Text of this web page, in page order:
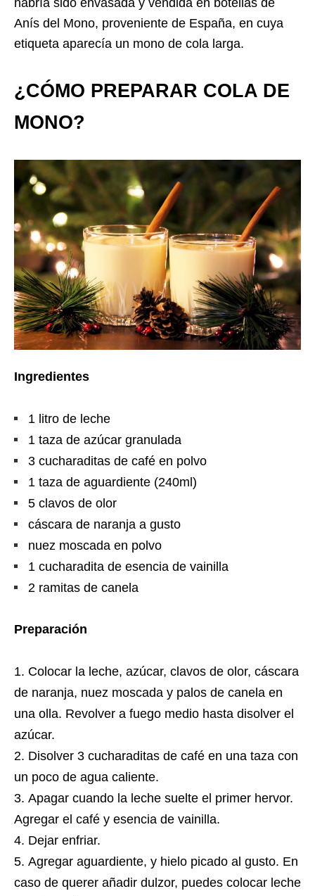
Anís del Mono, proveniente de España, en cuya
etiqueta aparecía un mono de cola larga.
¿CÓMO PREPARAR COLA DE
MONO?
Ingredientes
1 litro de leche
1 taza de azúcar granulada
3 cucharaditas de café en polvo
1 taza de aguardiente (240ml)
5 clavos de olor
cáscara de naranja a gusto
nuez moscada en polvo
1 cucharadita de esencia de vainilla
2 ramitas de canela
Preparación
Colocar la leche, azúcar, clavos de olor, cáscara
de naranja, nuez moscada y palos de canela en
una olla. Revolver a fuego medio hasta disolver el
azúcar.
Disolver 3 cucharaditas de café en una taza con
un poco de agua caliente.
Apagar cuando la leche suelte el primer hervor.
Agregar el café y esencia de vainilla.
Dejar enfriar.
Agregar aguardiente, y hielo picado al gusto. En
caso de querer añadir dulzor, puedes colocar leche